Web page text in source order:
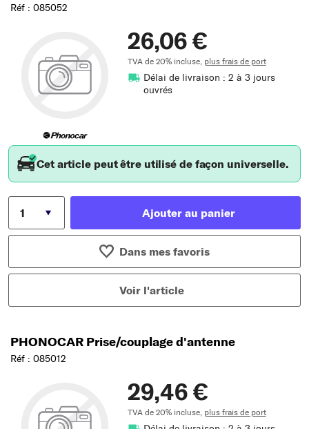
Réf : 085052
26,06 €
TVA de 20% incluse, plus frais de port
Délai de livraison : 2 à 3 jours
ouvrés
Cet article peut être utilisé de façon universelle.
Ajouter au panier
Dans mes favoris
Voir l'article
PHONOCAR Prise/couplage d'antenne
Réf : 085012
29,46 €
TVA de 20% incluse, plus frais de port